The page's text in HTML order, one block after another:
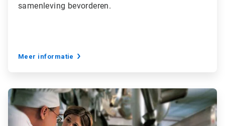
samenleving bevorderen.
Meer informatie
A
r